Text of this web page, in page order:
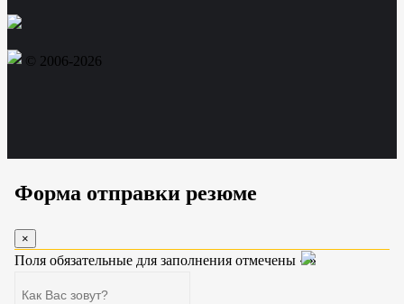
© 2006-2026
Форма отправки резюме
×
Поля обязательные для заполнения отмечены «»